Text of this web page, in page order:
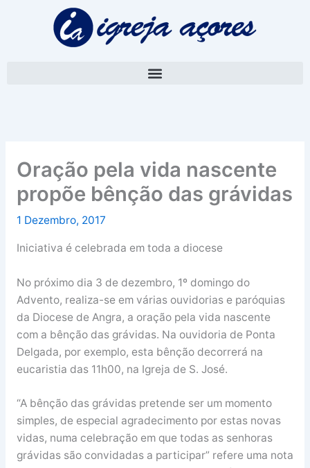
Oração pela vida nascente
propõe bênção das grávidas
1 Dezembro, 2017
Iniciativa é celebrada em toda a diocese
No próximo dia 3 de dezembro, 1º domingo do
Advento, realiza-se em várias ouvidorias e paróquias
da Diocese de Angra, a oração pela vida nascente
com a bênção das grávidas. Na ouvidoria de Ponta
Delgada, por exemplo, esta bênção decorrerá na
eucaristia das 11h00, na Igreja de S. José.
“A bênção das grávidas pretende ser um momento
simples, de especial agradecimento por estas novas
vidas, numa celebração em que todas as senhoras
grávidas são convidadas a participar” refere uma nota